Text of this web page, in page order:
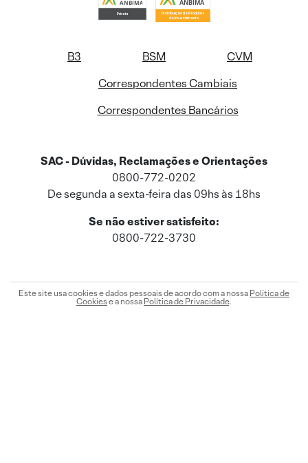
B3 BSM
CVM
Correspondentes Cambiais
Correspondentes Bancários
SAC - Dúvidas, Reclamações e Orientações
0800-772-0202
De segunda a sexta-feira das 09hs às 18hs
Se não estiver satisfeito:
0800-722-3730
Este site usa cookies e dados pessoais de acordo com a nossa Política de
Cookiese a nossa Política de Privacidade.